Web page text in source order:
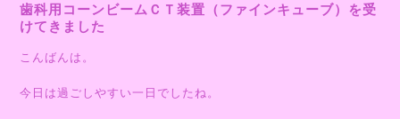
歯科用コーンビームＣＴ装置（ファインキューブ）を受
けてきました
こんばんは。
今日は過ごしやすい一日でしたね。